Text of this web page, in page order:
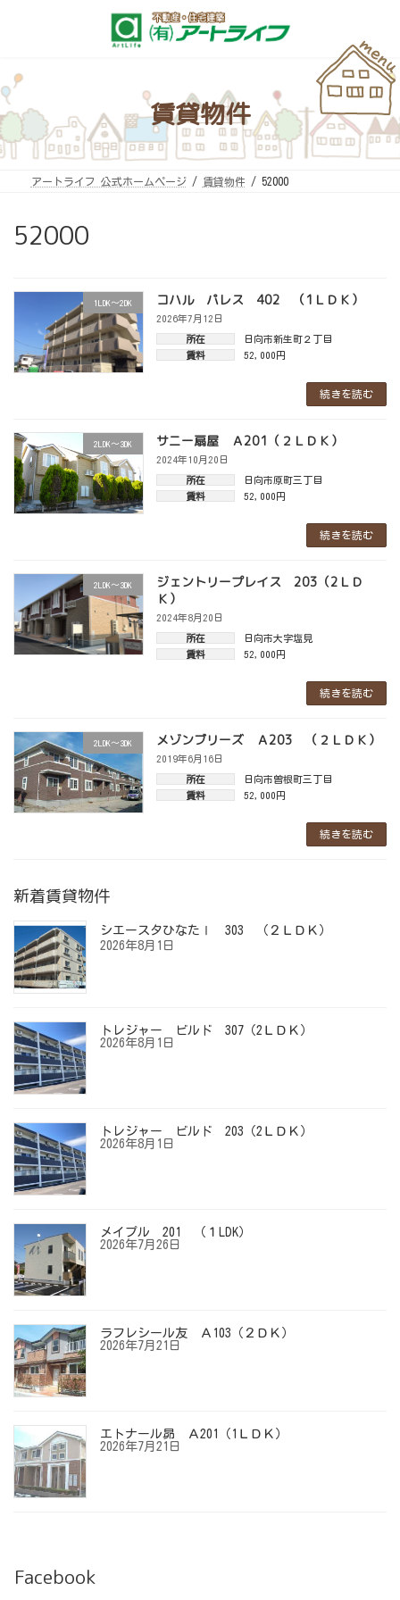
キ
ッ
プ
に
移
動
賃貸物件
アートライフ 公式ホームページ 賃貸物件 52000
52000
1LDK～2DK コハル パレス 402 （1ＬＤＫ）
2026年7月12日
続きを読む
所在
日向市新生町２丁目
賃料
52,000円
2LDK～3DK サニー扇屋 Ａ201（２ＬＤＫ）
2024年10月20日
続きを読む
所在
日向市原町三丁目
賃料
52,000円
2LDK～3DK
ジェントリープレイス 203（2ＬＤ
Ｋ）
2024年8月20日
続きを読む
所在
日向市大字塩見
賃料
52,000円
2LDK～3DK メゾンブリーズ Ａ203 （２ＬＤＫ）
2019年6月16日
続きを読む
所在
日向市曽根町三丁目
賃料
52,000円
新着賃貸物件
シエースタひなたⅠ 303 （２ＬＤＫ）
2026年8月1日
トレジャー ビルド 307（2ＬＤＫ）
2026年8月1日
トレジャー ビルド 203（2ＬＤＫ）
2026年8月1日
メイプル 201 （１LDK）
2026年7月26日
ラフレシール友 Ａ103（２ＤＫ）
2026年7月21日
エトナール昴 Ａ201（1ＬＤＫ）
2026年7月21日
Facebook